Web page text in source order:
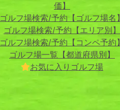
価】
ゴルフ場検索/予約【ゴルフ場名】
ゴルフ場検索/予約【エリア別】
ゴルフ場検索/予約【コンペ予約】
ゴルフ場一覧【都道府県別】
お気に入りゴルフ場